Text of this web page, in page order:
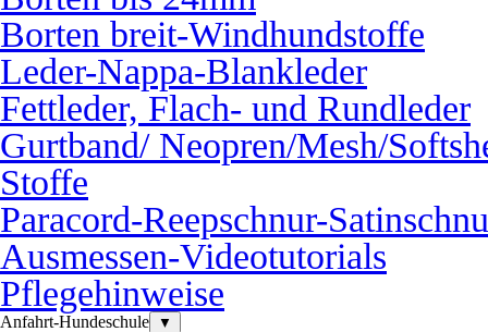
Borten breit-Windhundstoffe
Leder-Nappa-Blankleder
Fettleder, Flach- und Rundleder
Gurtband/ Neopren/Mesh/
Stoffe
Paracord-Reepschnur-
Ausmessen-Videotutorials
Pflegehinweise
Anfahrt-Hundeschule ▼